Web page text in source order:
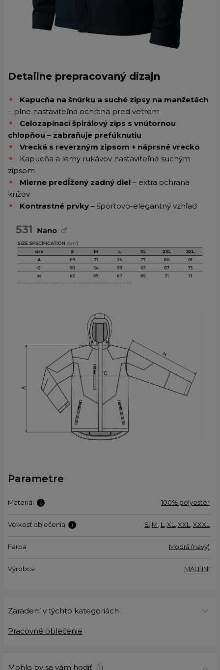
Detailne prepracovaný dizajn
Kapucňa na šnúrku a suché zipsy na manžetách
– plne nastaviteľná ochrana pred vetrom
Celozapínací špirálový zips s vnútornou
chlopňou – zabraňuje prefúknutiu
Vrecká s reverzným zipsom + náprsné vrecko
Kapucňa a lemy rukávov nastaviteľné suchým
zipsom
Mierne predĺžený zadný diel – extra ochrana
krížov
Kontrastné prvky – športovo-elegantný vzhľad
Parametre
Materiál 100% polyester
Veľkosť oblečenia S, M, L,XL,XXL,XXXL
Farba Modrá (navy)
Výrobca MALFINI
Zaradení v týchto kategoriách
Pracovné oblečenie
Mohlo by sa vám hodiť (1)